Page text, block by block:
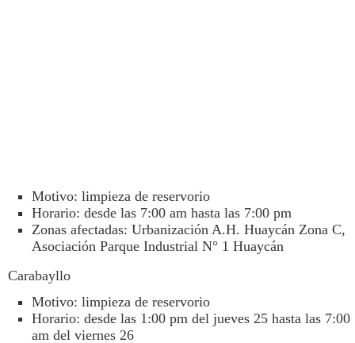
Motivo: limpieza de reservorio
Horario: desde las 7:00 am hasta las 7:00 pm
Zonas afectadas: Urbanización A.H. Huaycán Zona C,
Asociación Parque Industrial N° 1 Huaycán
Carabayllo
Motivo: limpieza de reservorio
Horario: desde las 1:00 pm del jueves 25 hasta las 7:00
am del viernes 26